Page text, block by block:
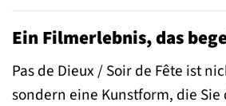
Ein Filmerlebnis, das
Pas de Dieux / Soir de Fête ist
sondern eine Kunstform, die